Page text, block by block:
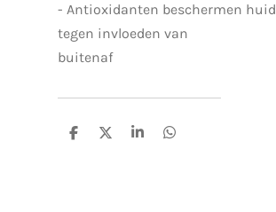
- Antioxidanten beschermen huid
tegen invloeden van
buitenaf
D
D
S
D